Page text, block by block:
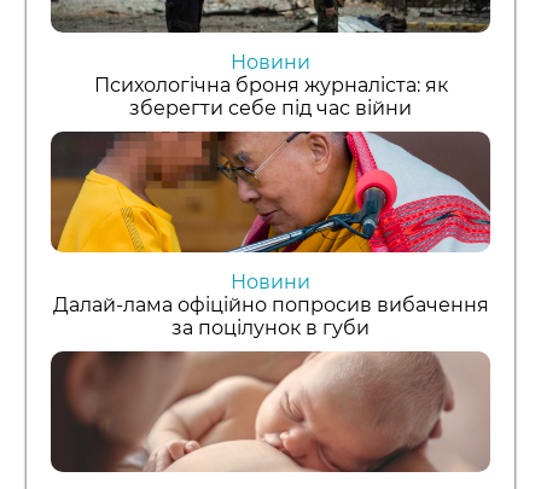
Новини
Психологічна броня журналіста: як
зберегти себе під час війни
Новини
Далай-лама офіційно попросив вибачення
за поцілунок в губи